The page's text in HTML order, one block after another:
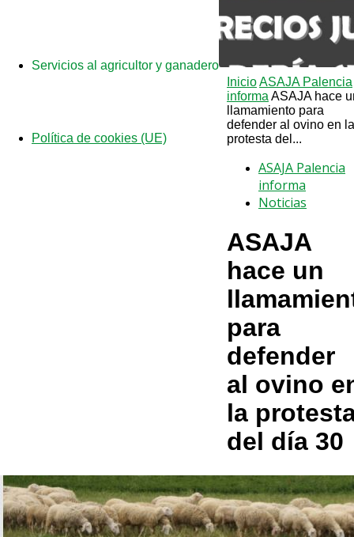
Servicios al agricultor y ganadero
Política de cookies (UE)
InicioASAJA Palencia
informa ASAJA hace
llamamiento para
defender al ovino en la
protesta del...
ASAJA Palencia
informa
Noticias
ASAJA
hace un
para
defender
al ovino
la
del día 30